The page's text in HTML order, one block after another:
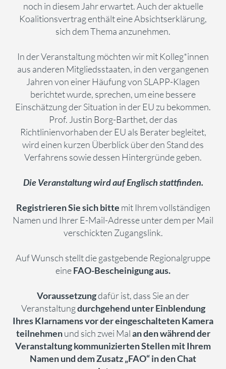
noch in diesem Jahr erwartet. Auch der aktuelle
Koalitionsvertrag enthält eine Absichtserklärung,
sich dem Thema anzunehmen.
In der Veranstaltung möchten wir mit Kolleg*innen
aus anderen Mitgliedsstaaten, in den vergangenen
Jahren von einer Häufung von SLAPP-Klagen
berichtet wurde, sprechen, um eine bessere
Einschätzung der Situation in der EU zu bekommen.
Prof. Justin Borg-Barthet, der das
Richtlinienvorhaben der EU als Berater begleitet,
wird einen kurzen Überblick über den Stand des
Verfahrens sowie dessen Hintergründe geben.
Die Veranstaltung wird auf Englisch stattfinden.
Registrieren Sie sich bitte mit Ihrem vollständigen
Namen und Ihrer E-Mail-Adresseunter dem per Mail
verschickten Zugangslink.
Auf Wunsch stellt die gastgebende Regionalgruppe
eineFAO-Bescheinigung aus.
Voraussetzungdafür ist, dass Sie an der
Veranstaltungdurchgehend unter Einblendung
Ihres Klarnamens vor der eingeschalteten Kamera
teilnehmenund sich zwei Malan den während der
Veranstaltung kommunizierten Stellen mit Ihrem
Namen und dem Zusatz „FAO“ in den Chat